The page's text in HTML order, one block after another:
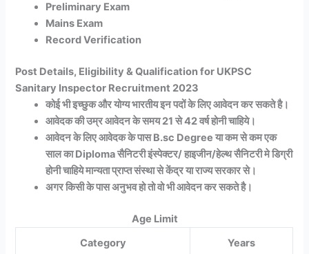
Preliminary Exam
Mains Exam
Record Verification
Post Details, Eligibility & Qualification for UKPSC
Sanitary Inspector Recruitment 2023
कोई भी इच्छुक और योग्य भारतीय इन पदों के लिए आवेदन कर सकते है।
आवेदक की उम्र आवेदन के समय 21 से 42 वर्ष होनी चाहिये।
आवेदन के लिए आवेदक के पास B.sc Degree या कम से कम एक
साल का Diploma सैनिटरी इंस्पेक्टर/ हाइजीन/हेल्थ सैनिटरी मे डिग्री
होनी चाहिये मान्यता प्राप्त संस्था से केंद्र या राज्य सरकार से।
अगर किसी के पास अनुभव हो तो वो भी आवेदन कर सकते है।
Age Limit
Category
Years